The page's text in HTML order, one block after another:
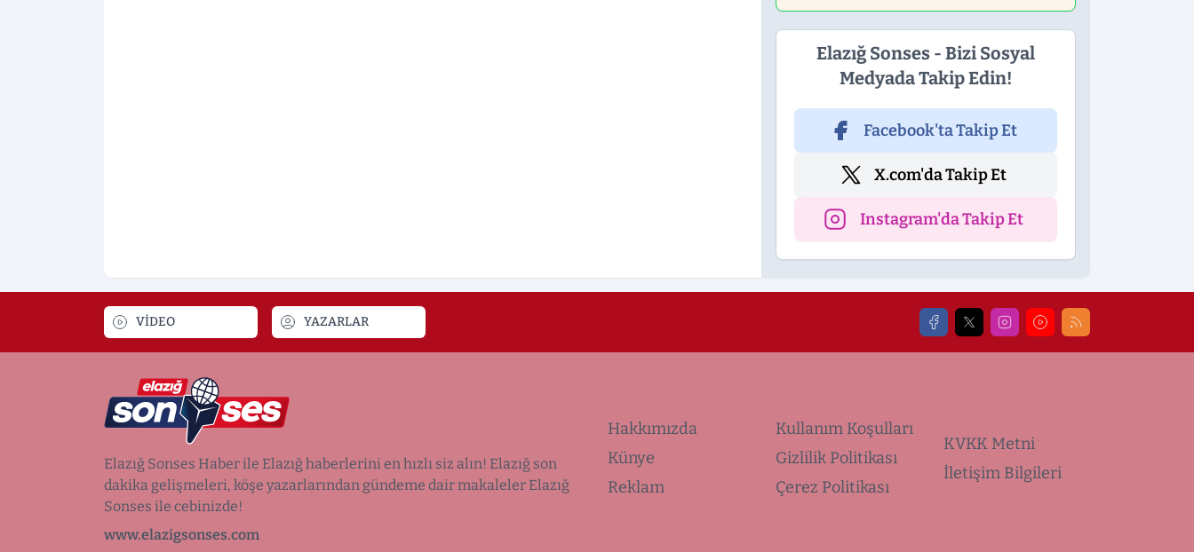
Elazığ Sonses - Bizi Sosyal
Medyada Takip Edin!
Facebook'ta Takip Et
X.com'da Takip Et
Instagram'da Takip Et
VİDEO YAZARLAR
Elazığ Sonses Haber ile Elazığ haberlerini en hızlı siz alın! Elazığ son
dakika gelişmeleri, köşe yazarlarından gündeme dair makaleler Elazığ
Sonses ile cebinizde!
www.elazigsonses.com
Hakkımızda
Künye
Reklam
Kullanım Koşulları
Gizlilik Politikası
Çerez Politikası
KVKK Metni
İletişim Bilgileri